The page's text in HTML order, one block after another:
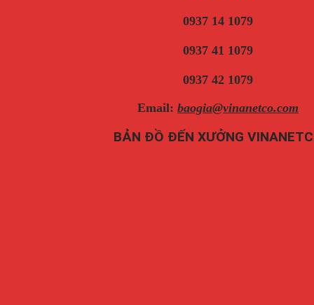
0937 14 1079
0937 41 1079
0937 42 1079
Email: baogia@vinanetco.com
BẢN ĐỒ ĐẾN XƯỞNG